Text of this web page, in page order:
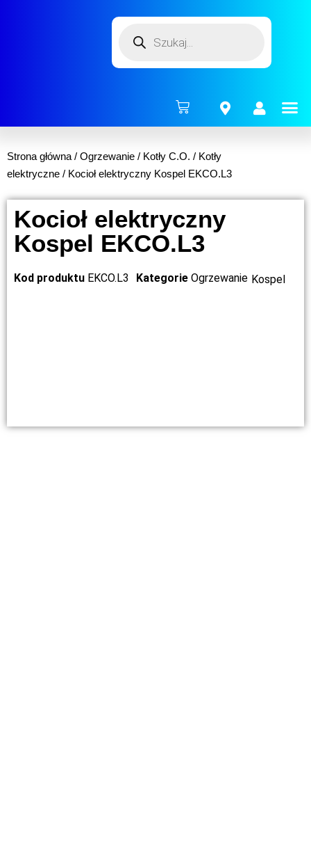
Strona główna / Ogrzewanie / Kotły C.O. / Kotły
elektryczne / Kocioł elektryczny Kospel EKCO.L3
Kocioł elektryczny
Kospel EKCO.L3
Kod produktu EKCO.L3 Kategorie Ogrzewanie Kospel